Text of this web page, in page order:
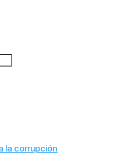
la corrupción